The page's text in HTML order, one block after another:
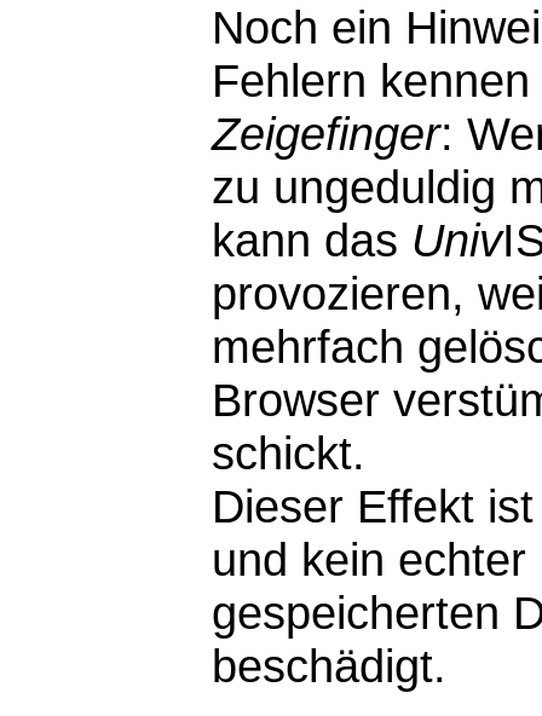
Noch ein
Fehlern
Zeigefinger:
zu ungeduldig
kann das Univ
provozieren,
mehrfach
Browser
schickt.
Dieser Effekt
und kein
gespeicherten
beschädigt.